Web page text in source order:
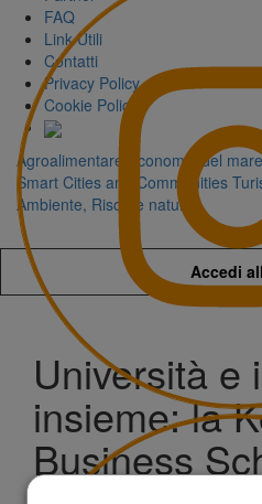
FAQ
Link Utili
Contatti
Privacy Policy
Cookie Policy
Agroalimentare Economia del mare
Smart Cities and Communities
Ambiente, Risorse naturali
Accedi
Università e
insieme: la
Business